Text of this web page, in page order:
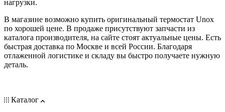
нагрузки.
В магазине возможно купить оригинальный термостат Unox
по хорошей цене. В продаже присутствуют запчасти из
каталога производителя, на сайте стоят актуальные цены. Есть
быстрая доставка по Москве и всей России. Благодаря
отлаженной логистике и складу вы быстро получаете нужную
деталь.
Каталог